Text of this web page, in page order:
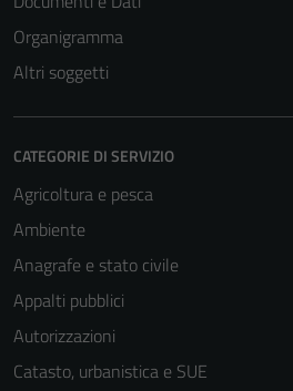
Organigramma
Altri soggetti
CATEGORIE DI SERVIZIO
Agricoltura e pesca
Ambiente
Anagrafe e stato civile
Appalti pubblici
Autorizzazioni
Catasto, urbanistica e SUE